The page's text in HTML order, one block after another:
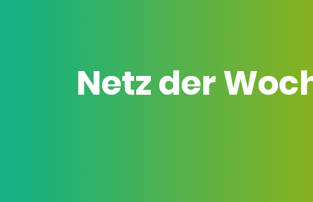
Netz der